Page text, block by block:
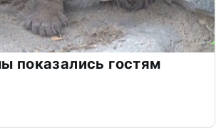
показались гостям